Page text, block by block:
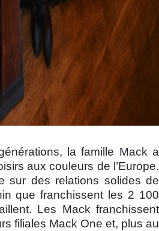
la famille Mack a
aux couleurs de l’Europe.
sur des relations solides de
que franchissent les 2 100
Les Mack franchissent
filiales Mack One et, plus au